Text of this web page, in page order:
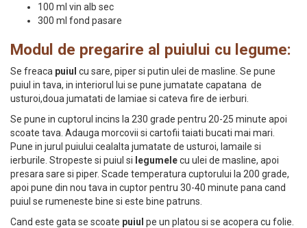
100 ml vin alb sec
300 ml fond pasare
Modul de pregarire al puiului cu legume:
Se freaca puiul cu sare, piper si putin ulei de masline. Se pune
puiul in tava, in interiorul lui se pune jumatate capatana de
usturoi,doua jumatati de lamiae si cateva fire de ierburi.
Se pune in cuptorul incins la 230 grade pentru 20-25 minute apoi
scoate tava. Adauga morcovii si cartofii taiati bucati mai mari.
Pune in jurul puiului cealalta jumatate de usturoi, lamaile si
ierburile. Stropeste si puiul si legumelecu ulei de masline, apoi
presara sare si piper. Scade temperatura cuptorului la 200 grade,
apoi pune din nou tava in cuptor pentru 30-40 minute pana cand
puiul se rumeneste bine si este bine patruns.
Cand este gata se scoate puiul pe un platou si se acopera cu folie.